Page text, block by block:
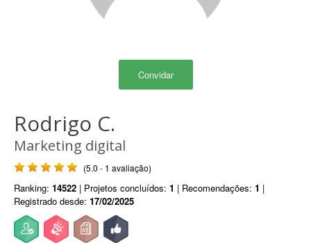
Convidar
Rodrigo C.
Marketing digital
(5.0 - 1 avaliação)
Ranking: 14522 | Projetos concluídos: 1 | Recomendações: 1 |
Registrado desde: 17/02/2025